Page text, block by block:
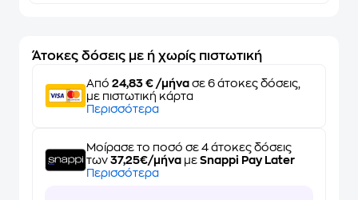
Άτοκες δόσεις με ή χωρίς πιστωτική
Από 24,83 € /μήνα σε 6 άτοκες δόσεις,
με πιστωτική κάρτα
Περισσότερα
Μοίρασε το ποσό σε 4 άτοκες δόσεις
των 37,25€/μήνα με Snappi Pay Later
Περισσότερα